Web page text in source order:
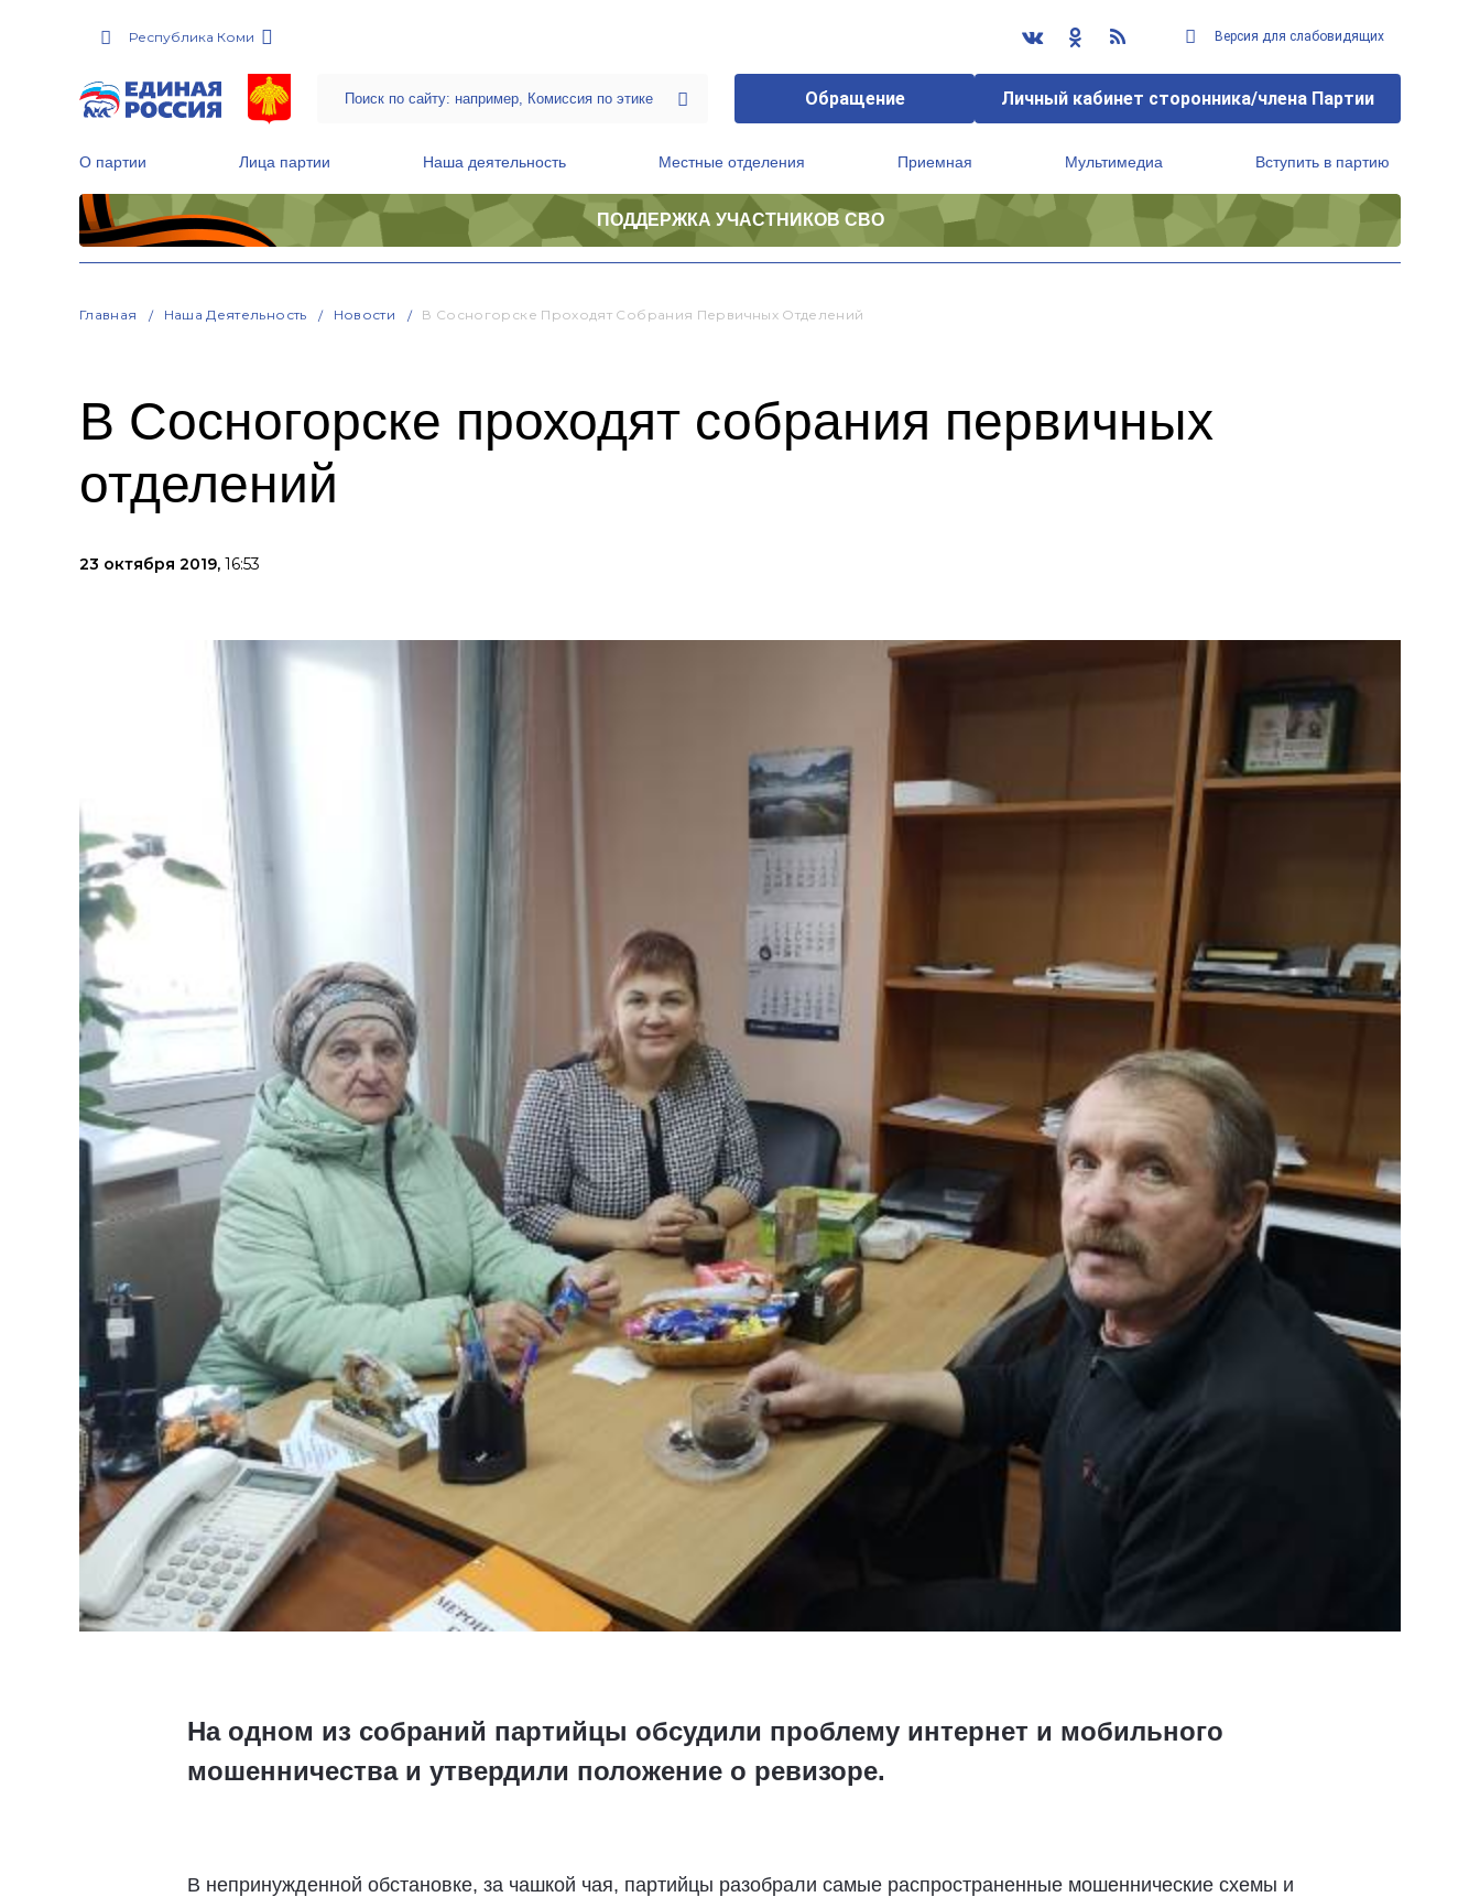
Республика Коми Версия для слабовидящих
Обращение Личный кабинет сторонника/члена Партии
О партии Лица партии Наша деятельность Местные отделения Приемная Мультимедиа Вступить в партию
ПОДДЕРЖКА УЧАСТНИКОВ СВО
Главная Наша Деятельность Новости В Сосногорске Проходят Собрания Первичных Отделений
В Сосногорске проходят собрания первичных
отделений
23 октября 2019, 16:53
На одном из собраний партийцы обсудили проблему интернет и мобильного
мошенничества и утвердили положение о ревизоре.
В непринужденной обстановке, за чашкой чая, партийцы разобрали самые распространенные мошеннические схемы и